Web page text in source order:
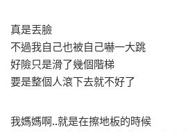
真是丟臉
不過我自己也被自己嚇一大跳
好險只是滑了幾個階梯
要是整個人滾下去就不好了
我媽媽啊..就是在擦地板的時候